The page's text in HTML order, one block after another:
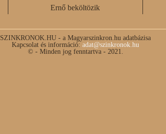
Ernő beköltözik
SZINKRONOK.HU - a Magyarszinkron.hu adatbázisa
Kapcsolat és információ: adat@szinkronok.hu
© - Minden jog fenntartva - 2021.